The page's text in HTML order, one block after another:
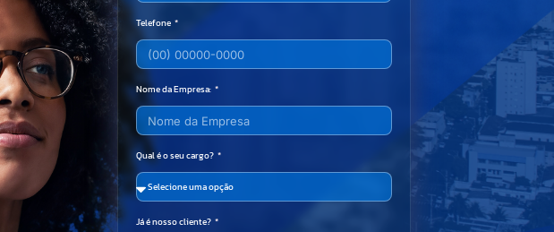
Telefone
Nome da Empresa:
Qual é o seu cargo?
Já é nosso cliente?